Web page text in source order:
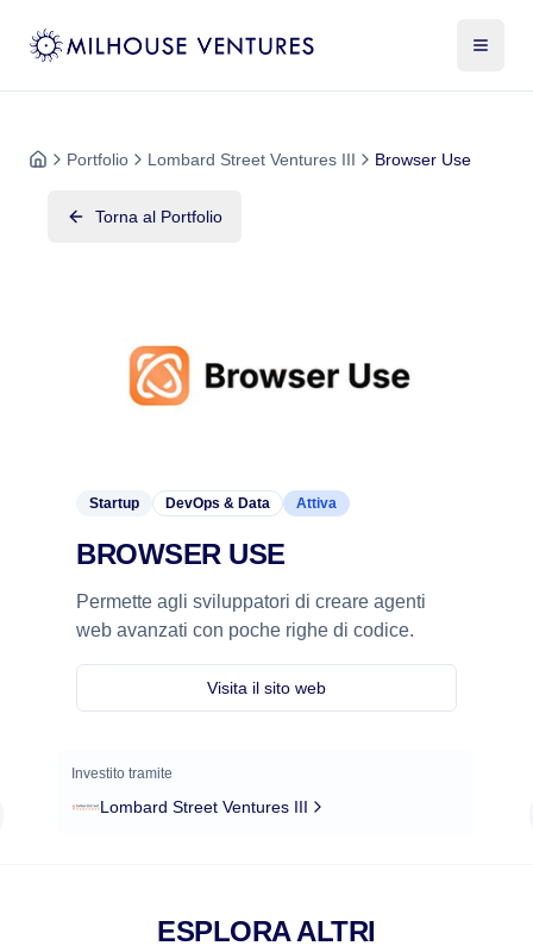
Portfolio Lombard Street Ventures III Browser Use
Torna al Portfolio
Startup DevOps & Data Attiva
BROWSER USE
Permette agli sviluppatori di creare agenti
web avanzati con poche righe di codice.
Visita il sito web
Investito tramite
Lombard Street Ventures III
ESPLORA ALTRI